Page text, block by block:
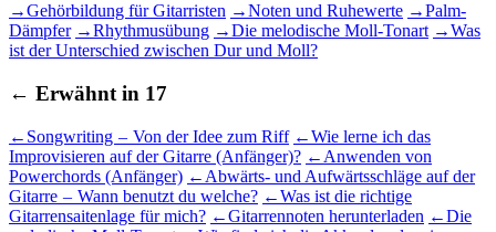
→Gehörbildung für Gitarristen →Noten und Ruhewerte →Palm-
Dämpfer →Rhythmusübung →Die melodische Moll-Tonart →Was
ist der Unterschied zwischen Dur und Moll?
← Erwähnt in 17
← Songwriting – Von der Idee zum Riff ←Wie lerne ich das
Improvisieren auf der Gitarre (Anfänger)? ← Anwenden von
Powerchords (Anfänger) ← Abwärts- und Aufwärtsschläge auf der
Gitarre – Wann benutzt du welche? ←Was ist die richtige
Gitarrensaitenlage für mich? ←Gitarrennoten herunterladen ←Die